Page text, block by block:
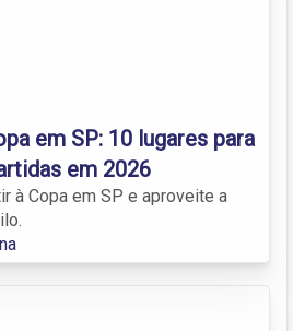
em SP: 10 lugares para
em 2026
à Copa em SP e aproveite a